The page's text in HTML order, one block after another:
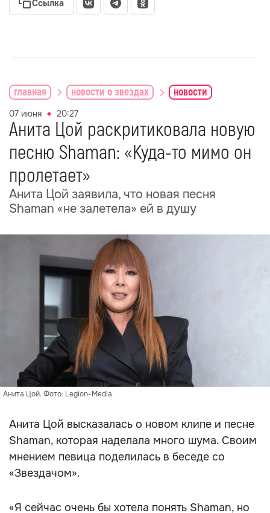
Ссылка
главная новости о звездах новости
07 июня 20:27
Анита Цой раскритиковала новую
песню Shaman: «Куда-то мимо он
пролетает»
Анита Цой заявила, что новая песня
Shaman «не залетела» ей в душу
Анита Цой. Фото: Legion-Media
Анита Цой высказалась о новом клипе и песне
Shaman, которая наделала много шума. Своим
мнением певица поделилась в беседе со
«Звездачом».
«Я сейчас очень бы хотела понять Shaman, но